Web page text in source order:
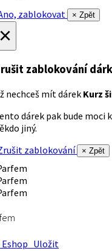
zablokovat
× Zpět
zablokování
nechceš mít dárek Kurz
dárek pak bude moci
jiný.
zablokování
× Zpět
Uložit